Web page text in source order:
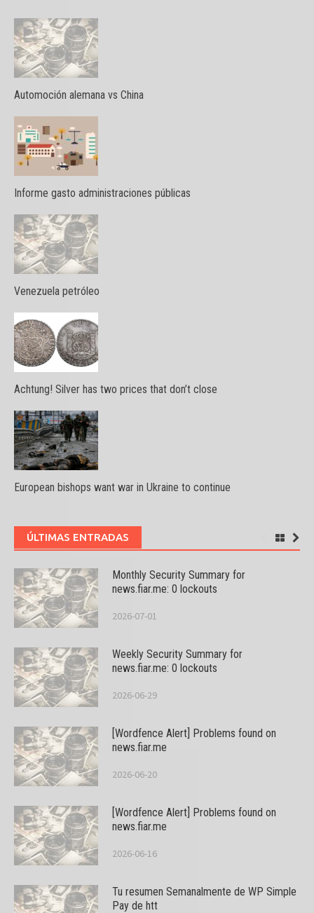
Automoción alemana vs China
Informe gasto administraciones públicas
Venezuela petróleo
Achtung! Silver has two prices that don’t close
European bishops want war in Ukraine to continue
ÚLTIMAS ENTRADAS
Monthly Security Summary for
news.fiar.me: 0 lockouts
2026-07-01
Weekly Security Summary for
news.fiar.me: 0 lockouts
2026-06-29
[Wordfence Alert] Problems found on
news.fiar.me
2026-06-20
[Wordfence Alert] Problems found on
news.fiar.me
2026-06-16
Tu resumen Semanalmente de WP Simple
Pay de htt